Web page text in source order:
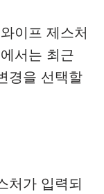
이프 제스처
서는 최근
경을 선택할
처가 입력되